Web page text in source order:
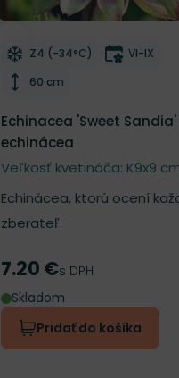
Odober do zoznamu želaní
Mrazuvzdornosť
Z4 (-34°C) Doba
VI-IX
Výška rastliny
60 cm
Echinacea 'Sweet
echinácea
Veľkosť kvetináča: K9x9
Echinácea, ktorú ocení
zberateľ.
Cena
7.20 €s DPH
Skladom
Pridať do košíka